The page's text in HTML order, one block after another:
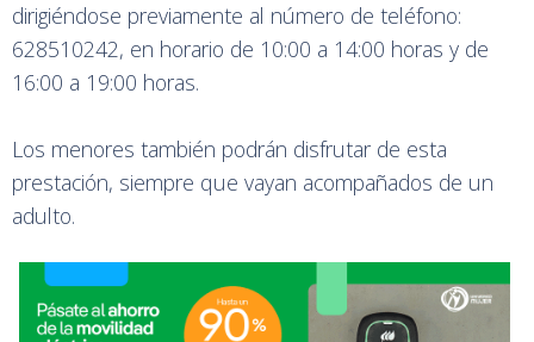
dirigiéndose previamente al número de teléfono:
628510242, en horario de 10:00 a 14:00 horas y de
16:00 a 19:00 horas.
Los menores también podrán disfrutar de esta
prestación, siempre que vayan acompañados de un
adulto.